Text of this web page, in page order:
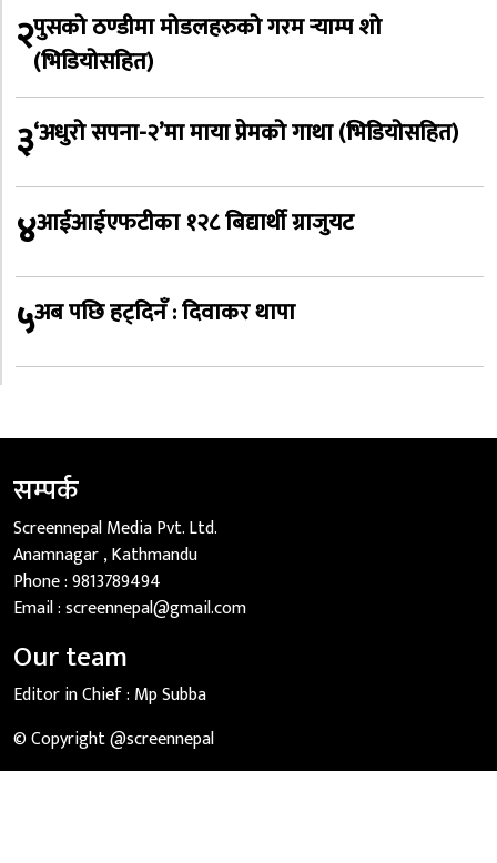
२पुसको ठण्डीमा मोडलहरुको गरम र्‍याम्प शो
(भिडियोसहित)
३‘अधुरो सपना-२’मा माया प्रेमको गाथा (भिडियोसहित)
४आईआईएफटीका १२८ बिद्यार्थी ग्राजुयट
५अब पछि हट्दिनँ : दिवाकर थापा
सम्पर्क
Screennepal Media Pvt. Ltd.
Anamnagar , Kathmandu
Phone :9813789494
Email :screennepal@gmail.com
Our team
Editor in Chief : Mp Subba
© Copyright @screennepal